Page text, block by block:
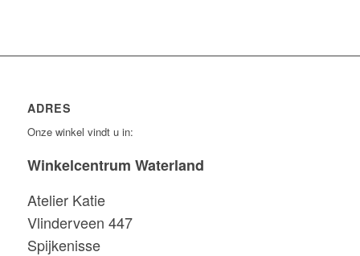
ADRES
Onze winkel vindt u in:
Winkelcentrum Waterland
Atelier Katie
Vlinderveen 447
Spijkenisse